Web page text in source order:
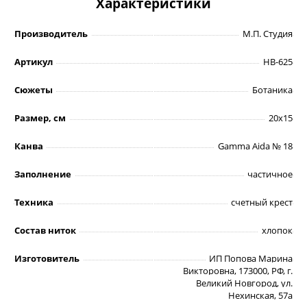
Производитель М.П. Студия
Артикул НВ-625
Сюжеты Ботаника
Размер, см 20х15
Канва Gamma Aida № 18
Заполнение частичное
Техника счетный крест
Состав ниток хлопок
Изготовитель
ИП Попова Марина
Викторовна, 173000, РФ, г.
Великий Новгород, ул.
Нехинская, 57а